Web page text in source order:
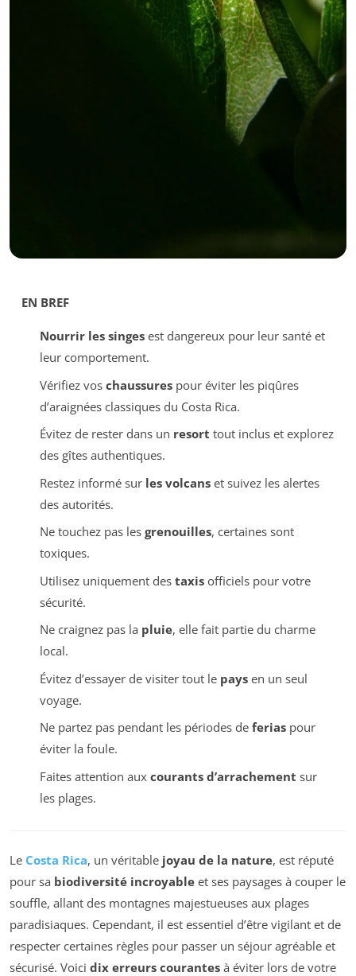
EN BREF
Nourrir les singesest dangereux pour leur santé et
leur comportement.
Vérifiez vos chaussurespour éviter les piqûres
d’araignées classiques du Costa Rica.
Évitez de rester dans un resort tout inclus et explorez
des gîtes authentiques.
Restez informé sur les volcanset suivez les alertes
des autorités.
Ne touchez pas les grenouilles, certaines sont
toxiques.
Utilisez uniquement des taxisofficiels pour votre
sécurité.
Ne craignez pas la pluie, elle fait partie du charme
local.
Évitez d’essayer de visiter tout le paysen un seul
voyage.
Ne partez pas pendant les périodes de feriaspour
éviter la foule.
Faites attention aux courants d’arrachement sur
les plages.
Le Costa Rica, un véritable joyau de la nature, est réputé
pour sa biodiversité incroyable et ses paysages à couper le
souffle, allant des montagnes majestueuses aux plages
paradisiaques. Cependant, il est essentiel d’être vigilant et de
respecter certaines règles pour passer un séjour agréable et
sécurisé. Voici dix erreurs courantes à éviter lors de votre